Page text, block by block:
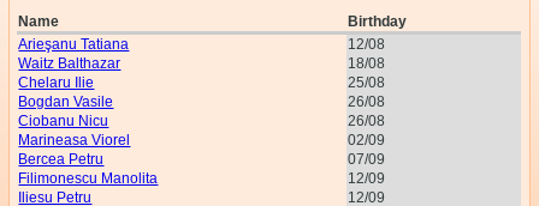
Name
Birthday
Arieşanu Tatiana
12/08
Waitz Balthazar
18/08
Chelaru Ilie
25/08
Bogdan Vasile
26/08
Ciobanu Nicu
26/08
Marineasa Viorel
02/09
Bercea Petru
07/09
Filimonescu Manolita
12/09
Iliesu Petru
12/09